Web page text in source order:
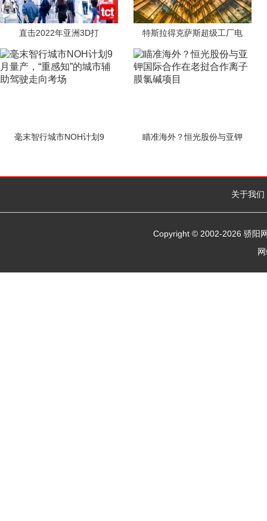
直击2022年亚洲3D打 特斯拉得克萨斯超级工厂电
毫末智行城市NOH计划9 瞄准海外？恒光股份与亚钾
关于
Copyright © 2002-2026 骄阳